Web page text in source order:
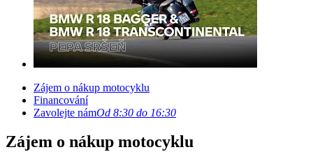
Zájem o nákup motocyklu
Financování
Zavolejte námOd 8:30 do 16:30
Zájem o nákup motocyklu